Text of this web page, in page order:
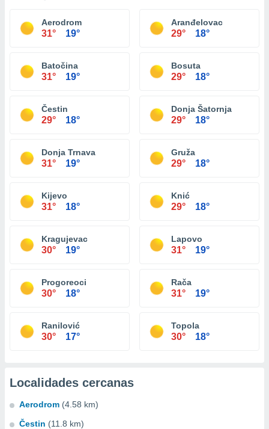
Aerodrom
31° 19°
Aranđelovac
29° 18°
Batočina
31° 19°
Bosuta
29° 18°
Čestin
29° 18°
Donja Šatornja
29° 18°
Donja Trnava
31° 19°
Gruža
29° 18°
Kijevo
31° 18°
Knić
29° 18°
Kragujevac
30° 19°
Lapovo
31° 19°
Progoreoci
30° 18°
Rača
31° 19°
Ranilović
30° 17°
Topola
30° 18°
Localidades cercanas
Aerodrom (4.58 km)
Čestin (11.8 km)